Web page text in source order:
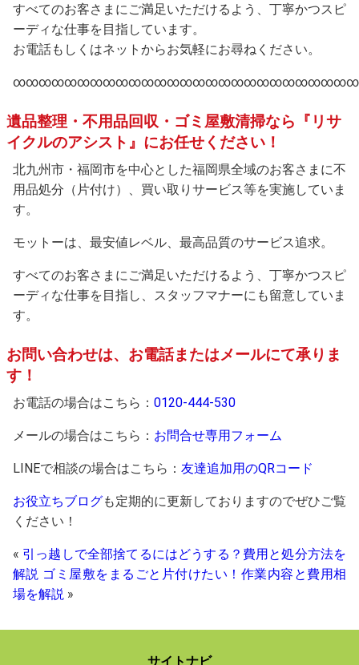
すべてのお客さまにご満足いただけるよう、丁寧かつスピ
ーディな仕事を目指しています。
お電話もしくはネットからお気軽にお尋ねください。
遺品整理・不用品回収・ゴミ屋敷清掃なら『リサ
イクルのアシスト』にお任せください！
北九州市・福岡市を中心とした福岡県全域のお客さまに不
用品処分（片付け）、買い取りサービス等を実施していま
す。
モットーは、最安値レベル、最高品質のサービス追求。
すべてのお客さまにご満足いただけるよう、丁寧かつスピ
ーディな仕事を目指し、スタッフマナーにも留意していま
す。
お問い合わせは、お電話またはメールにて承りま
す！
お電話の場合はこちら： 0120-444-530
メールの場合はこちら： お問合せ専用フォーム
LINEで相談の場合はこちら： 友達追加用のQRコード
お役立ちブログも定期的に更新しておりますのでぜひご覧
ください！
« 引っ越しで全部捨てるにはどうする？費用と処分方法を
解説 ゴミ屋敷をまるごと片付けたい！作業内容と費用相
場を解説 »
サイトナビ